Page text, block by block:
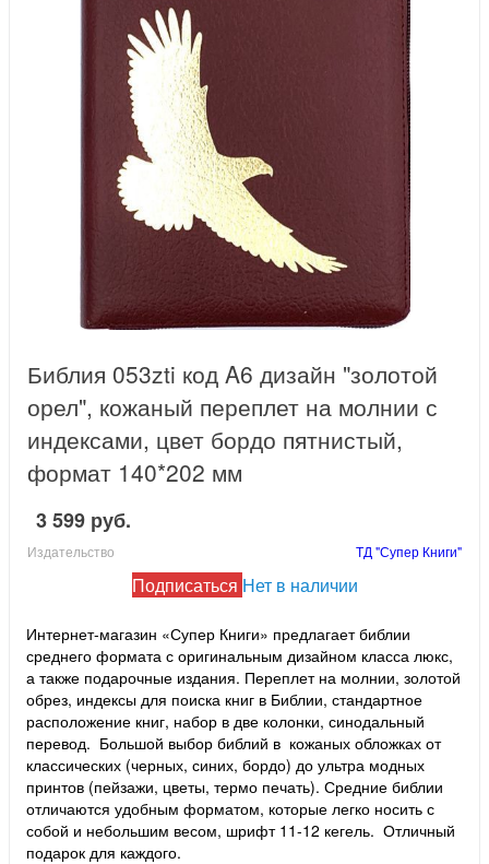
Библия 053zti код A6 дизайн "золотой
орел", кожаный переплет на молнии с
индексами, цвет бордо пятнистый,
формат 140*202 мм
3 599 руб.
Издательство ТД "Супер Книги"
Подписаться Нет в наличии
Интернет-магазин «Супер Книги» предлагает библии
среднего формата с оригинальным дизайном класса люкс,
а также подарочные издания. Переплет на молнии, золотой
обрез, индексы для поиска книг в Библии, стандартное
расположение книг, набор в две колонки, синодальный
перевод. Большой выбор библий в кожаных обложках от
классических (черных, синих, бордо) до ультра модных
принтов (пейзажи, цветы, термо печать). Средние библии
отличаются удобным форматом, которые легко носить с
собой и небольшим весом, шрифт 11-12 кегель. Отличный
подарок для каждого.